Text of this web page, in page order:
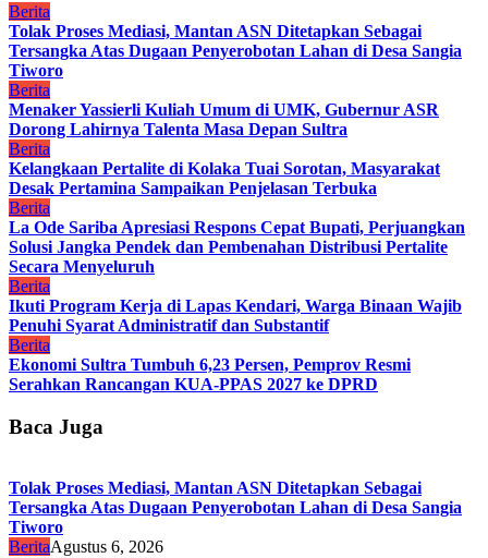
Berita
Tolak Proses Mediasi, Mantan ASN Ditetapkan Sebagai
Tersangka Atas Dugaan Penyerobotan Lahan di Desa Sangia
Tiworo
Berita
Menaker Yassierli Kuliah Umum di UMK, Gubernur ASR
Dorong Lahirnya Talenta Masa Depan Sultra
Berita
Kelangkaan Pertalite di Kolaka Tuai Sorotan, Masyarakat
Desak Pertamina Sampaikan Penjelasan Terbuka
Berita
La Ode Sariba Apresiasi Respons Cepat Bupati, Perjuangkan
Solusi Jangka Pendek dan Pembenahan Distribusi Pertalite
Secara Menyeluruh
Berita
Ikuti Program Kerja di Lapas Kendari, Warga Binaan Wajib
Penuhi Syarat Administratif dan Substantif
Berita
Ekonomi Sultra Tumbuh 6,23 Persen, Pemprov Resmi
Serahkan Rancangan KUA-PPAS 2027 ke DPRD
Baca Juga
Tolak Proses Mediasi, Mantan ASN Ditetapkan Sebagai
Tersangka Atas Dugaan Penyerobotan Lahan di Desa Sangia
Tiworo
BeritaAgustus 6, 2026